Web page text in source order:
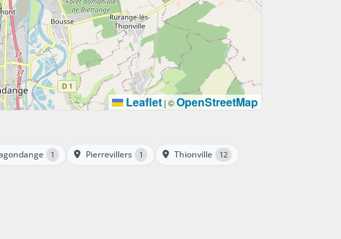
Leaflet | ©OpenStreetMap
1 Pierrevillers 1 Thionville 12